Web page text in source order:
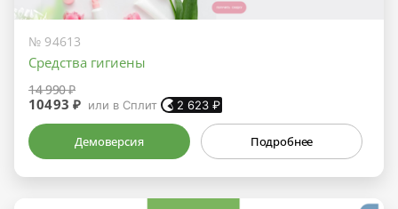
№ 94613
Средства гигиены
14 990 ₽
10493 ₽ или в Сплит 2 623 ₽
Демоверсия Подробнее